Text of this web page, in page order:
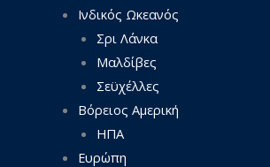
Ινδικός Ωκεανός
Σρι Λάνκα
Μαλδίβες
Σεϋχέλλες
Βόρειος Αμερική
ΗΠΑ
Ευρώπη